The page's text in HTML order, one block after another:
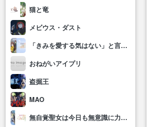
猫と竜
メビウス・ダスト
「きみを愛する気はない」と言った次期公爵様がなぜか溺愛してきます
おねがいアイプリ
盗掘王
MAO
無自覚聖女は今日も無意識に力を垂れ流す